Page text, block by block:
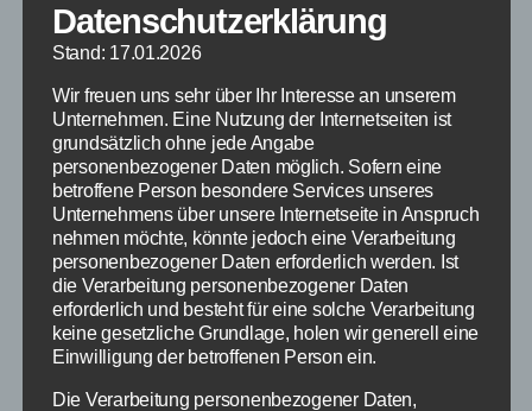
Datenschutzerklärung
Stand: 17.01.2026
Wir freuen uns sehr über Ihr Interesse an unserem
Unternehmen. Eine Nutzung der Internetseiten ist
grundsätzlich ohne jede Angabe
personenbezogener Daten möglich. Sofern eine
betroffene Person besondere Services unseres
Unternehmens über unsere Internetseite in Anspruch
nehmen möchte, könnte jedoch eine Verarbeitung
personenbezogener Daten erforderlich werden. Ist
die Verarbeitung personenbezogener Daten
erforderlich und besteht für eine solche Verarbeitung
keine gesetzliche Grundlage, holen wir generell eine
Einwilligung der betroffenen Person ein.
Die Verarbeitung personenbezogener Daten,